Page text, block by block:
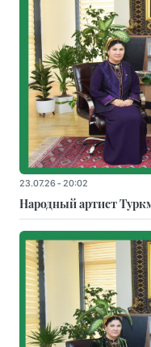
23.07.26 - 20:02
Народный артист